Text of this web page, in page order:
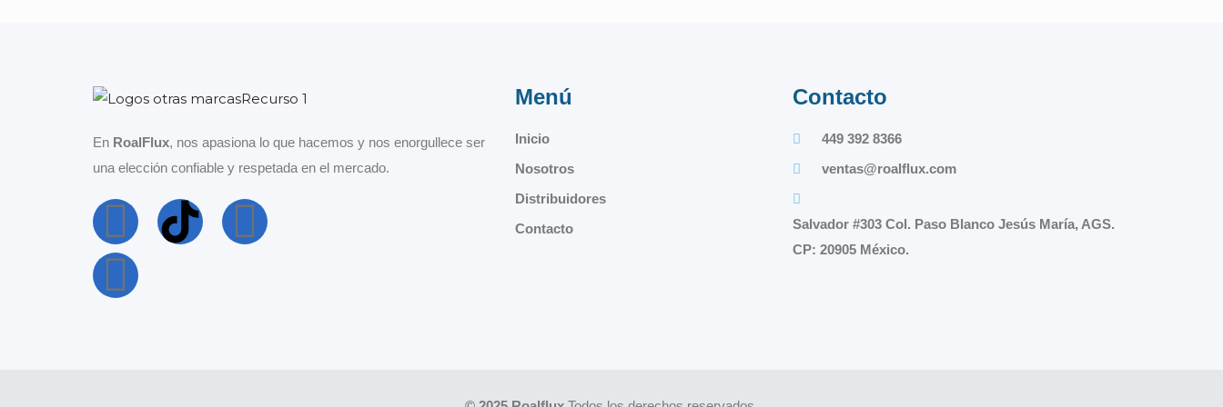
En RoalFlux, nos apasiona lo que hacemos y nos enorgullece ser
una elección confiable y respetada en el mercado.
Menú
Inicio
Nosotros
Distribuidores
Contacto
Contacto
449 392 8366
ventas@roalflux.com
Salvador #303 Col. Paso Blanco Jesús María, AGS.
CP: 20905 México.